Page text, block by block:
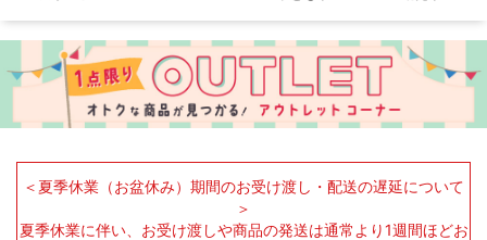
＜夏季休業（お盆休み）期間のお受け渡し・配送の遅延について
＞
夏季休業に伴い、お受け渡しや商品の発送は通常より1週間ほどお